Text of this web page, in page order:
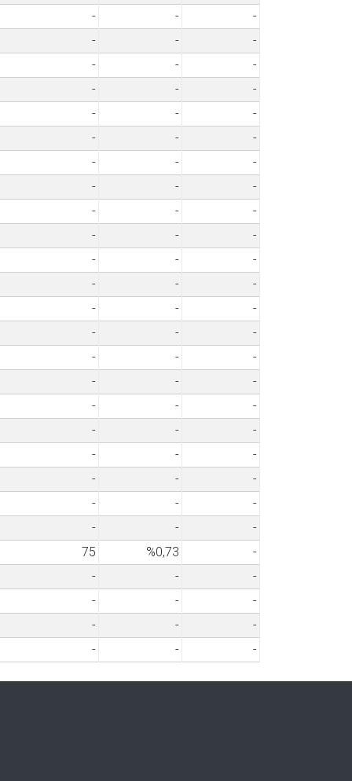
- -
-
- -
-
- -
-
- -
-
- -
-
- -
-
- -
-
- -
-
- -
-
- -
-
- -
-
- -
-
- -
-
- -
-
- -
-
- -
-
- -
-
- -
-
- -
-
- -
-
- -
-
- -
-
75 %0,73
-
- -
-
- -
-
- -
-
- - -